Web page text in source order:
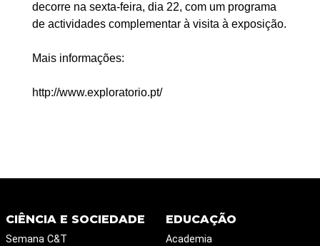
decorre na sexta-feira, dia 22, com um programa
de actividades complementar à visita à exposição.
Mais informações:
http://www.exploratorio.pt/
CIÊNCIA E SOCIEDADE
Semana C&T
EDUCAÇÃO
Academia